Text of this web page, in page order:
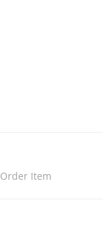
Order Item